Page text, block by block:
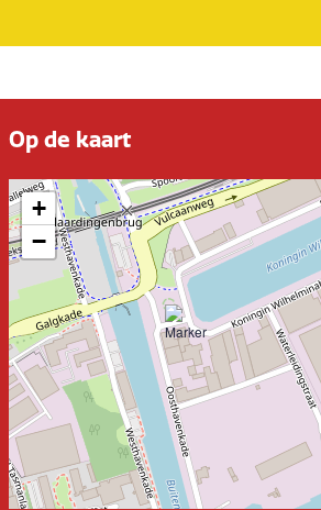
Op de kaart
+
−